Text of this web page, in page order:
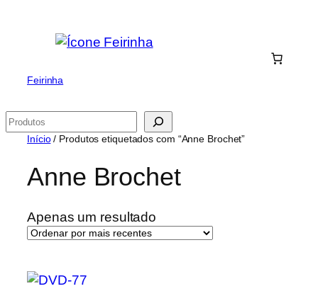
Feirinha
Pesquisar
Início/ Produtos etiquetados com “Anne Brochet”
Anne Brochet
Apenas um resultado